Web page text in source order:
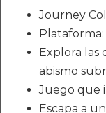
Journey
Explora las
abismo
Juego que
Escapa a